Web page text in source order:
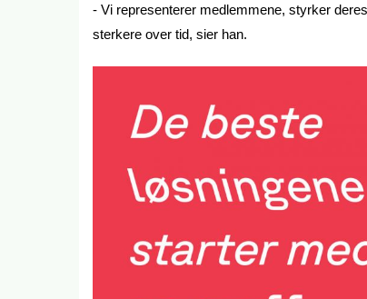
- Vi representerer medlemmene, styrker
sterkere over tid, sier han.